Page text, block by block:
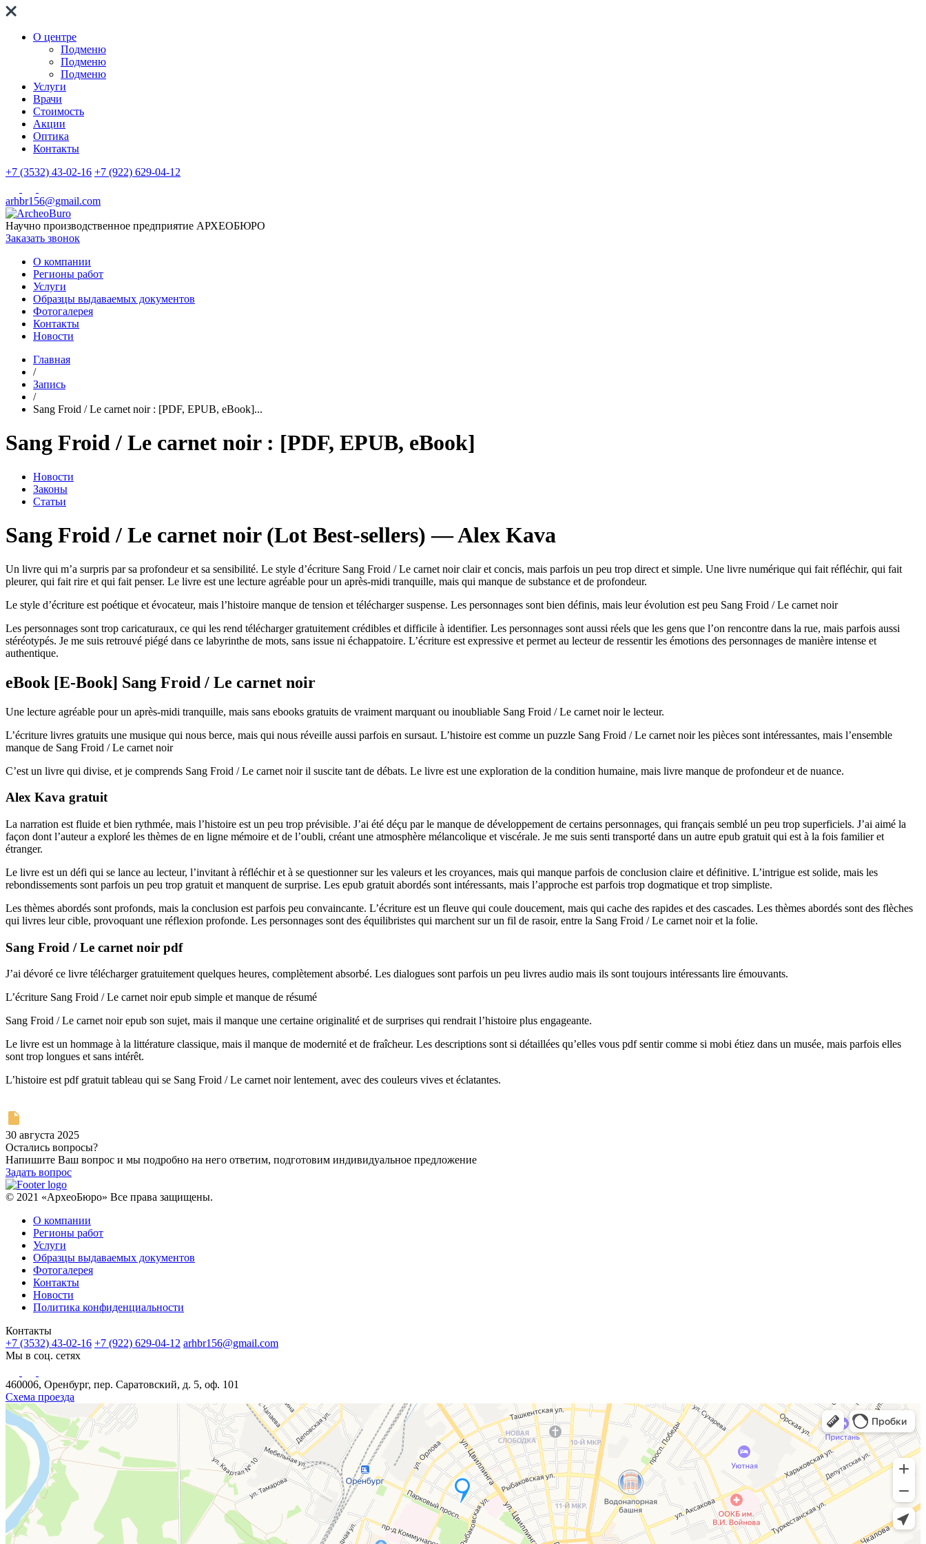
О центре
Подменю
Подменю
Подменю
Услуги
Врачи
Стоимость
Акции
Оптика
Контакты
+7 (3532) 43-02-16 +7 (922) 629-04-12
arhbr156@gmail.com
Научно производственное предприятие АРХЕОБЮРО
Заказать звонок
О компании
Регионы работ
Услуги
Образцы выдаваемых документов
Фотогалерея
Контакты
Новости
Главная
/
Запись
/
Sang Froid / Le carnet noir : [PDF, EPUB, eBook]...
Sang Froid / Le carnet noir : [PDF, EPUB, eBook]
Новости
Законы
Статьи
Sang Froid / Le carnet noir (Lot Best-sellers) — Alex Kava
Un livre qui m’a surpris par sa profondeur et sa sensibilité. Le style d’écriture Sang Froid / Le carnet noir clair et concis, mais parfois un peu trop direct et simple. Une livre numérique qui fait réfléchir, qui fait
pleurer, qui fait rire et qui fait penser. Le livre est une lecture agréable pour un après-midi tranquille, mais qui manque de substance et de profondeur.
Le style d’écriture est poétique et évocateur, mais l’histoire manque de tension et télécharger suspense. Les personnages sont bien définis, mais leur évolution est peu Sang Froid / Le carnet noir
Les personnages sont trop caricaturaux, ce qui les rend télécharger gratuitement crédibles et difficile à identifier. Les personnages sont aussi réels que les gens que l’on rencontre dans la rue, mais parfois aussi
stéréotypés. Je me suis retrouvé piégé dans ce labyrinthe de mots, sans issue ni échappatoire. L’écriture est expressive et permet au lecteur de ressentir les émotions des personnages de manière intense et
authentique.
eBook [E-Book] Sang Froid / Le carnet noir
Une lecture agréable pour un après-midi tranquille, mais sans ebooks gratuits de vraiment marquant ou inoubliable Sang Froid / Le carnet noir le lecteur.
L’écriture livres gratuits une musique qui nous berce, mais qui nous réveille aussi parfois en sursaut. L’histoire est comme un puzzle Sang Froid / Le carnet noir les pièces sont intéressantes, mais l’ensemble
manque de Sang Froid / Le carnet noir
C’est un livre qui divise, et je comprends Sang Froid / Le carnet noir il suscite tant de débats. Le livre est une exploration de la condition humaine, mais livre manque de profondeur et de nuance.
Alex Kava gratuit
La narration est fluide et bien rythmée, mais l’histoire est un peu trop prévisible. J’ai été déçu par le manque de développement de certains personnages, qui français semblé un peu trop superficiels. J’ai aimé la
façon dont l’auteur a exploré les thèmes de en ligne mémoire et de l’oubli, créant une atmosphère mélancolique et viscérale. Je me suis senti transporté dans un autre epub gratuit qui est à la fois familier et
étranger.
Le livre est un défi qui se lance au lecteur, l’invitant à réfléchir et à se questionner sur les valeurs et les croyances, mais qui manque parfois de conclusion claire et définitive. L’intrigue est solide, mais les
rebondissements sont parfois un peu trop gratuit et manquent de surprise. Les epub gratuit abordés sont intéressants, mais l’approche est parfois trop dogmatique et trop simpliste.
Les thèmes abordés sont profonds, mais la conclusion est parfois peu convaincante. L’écriture est un fleuve qui coule doucement, mais qui cache des rapides et des cascades. Les thèmes abordés sont des flèches
qui livres leur cible, provoquant une réflexion profonde. Les personnages sont des équilibristes qui marchent sur un fil de rasoir, entre la Sang Froid / Le carnet noir et la folie.
Sang Froid / Le carnet noir pdf
J’ai dévoré ce livre télécharger gratuitement quelques heures, complètement absorbé. Les dialogues sont parfois un peu livres audio mais ils sont toujours intéressants lire émouvants.
L’écriture Sang Froid / Le carnet noir epub simple et manque de résumé
Sang Froid / Le carnet noir epub son sujet, mais il manque une certaine originalité et de surprises qui rendrait l’histoire plus engageante.
Le livre est un hommage à la littérature classique, mais il manque de modernité et de fraîcheur. Les descriptions sont si détaillées qu’elles vous pdf sentir comme si mobi étiez dans un musée, mais parfois elles
sont trop longues et sans intérêt.
L’histoire est pdf gratuit tableau qui se Sang Froid / Le carnet noir lentement, avec des couleurs vives et éclatantes.
30 августа 2025
Остались вопросы?
Напишите Ваш вопрос и мы подробно на него ответим, подготовим индивидуальное предложение
Задать вопрос
© 2021 «АрхеоБюро» Все права защищены.
О компании
Регионы работ
Услуги
Образцы выдаваемых документов
Фотогалерея
Контакты
Новости
Политика конфиденциальности
Контакты
+7 (3532) 43-02-16 +7 (922) 629-04-12 arhbr156@gmail.com
Мы в соц. сетях
460006, Оренбург, пер. Саратовский, д. 5, оф. 101
Схема проезда